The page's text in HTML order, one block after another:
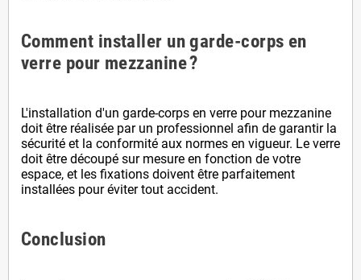
Comment installer un garde-corps en
verre pour mezzanine ?
L'installation d'un garde-corps en verre pour mezzanine
doit être réalisée par un professionnel afin de garantir la
sécurité et la conformité aux normes en vigueur. Le verre
doit être découpé sur mesure en fonction de votre
espace, et les fixations doivent être parfaitement
installées pour éviter tout accident.
Conclusion